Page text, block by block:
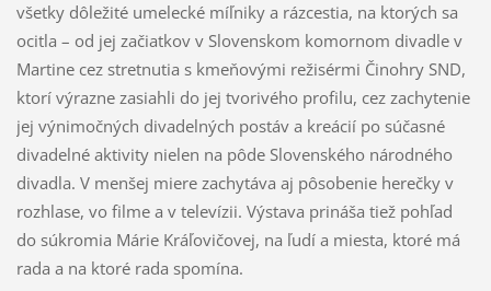
všetky dôležité umelecké míľniky a rázcestia, na ktorých sa
ocitla – od jej začiatkov v Slovenskom komornom divadle v
Martine cez stretnutia s kmeňovými režisérmi Činohry SND,
ktorí výrazne zasiahli do jej tvorivého profilu, cez zachytenie
jej výnimočných divadelných postáv a kreácií po súčasné
divadelné aktivity nielen na pôde Slovenského národného
divadla. V menšej miere zachytáva aj pôsobenie herečky v
rozhlase, vo filme a v televízii. Výstava prináša tiež pohľad
do súkromia Márie Kráľovičovej, na ľudí a miesta, ktoré má
rada a na ktoré rada spomína.